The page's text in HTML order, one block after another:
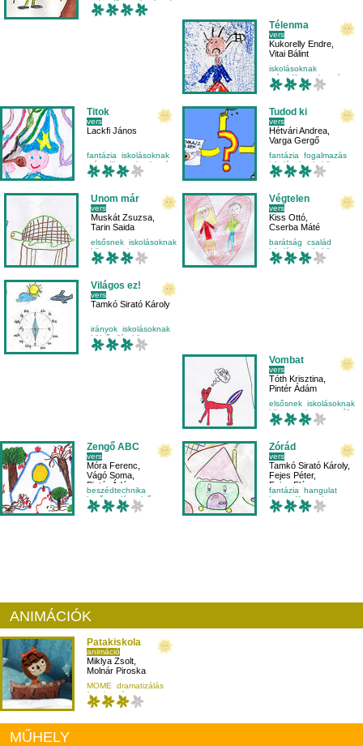
másodikosnak
olvasás
olvasástechnika
Télenma
vers
Kukorelly Endre
Vitai Bálint
iskolásoknak
másodikosnak
nyár
olvasás
Titok
vers
Lackfi János
fantázia
iskolásoknak
másodikosnak
olvasás
Tudod ki
vers
Hétvári Andrea
Varga Gergő
fantázia
fogalmazás
iskolásoknak környezet
Unom már
vers
Muskát Zsuzsa
Tarin Saida
elsősnek iskolásoknak
környezetismeret
külső világ-környezet
Végtelen
vers
Kiss Ottó
Cserba Máté
barátság
család
iskolásoknak kör
Világos ez!
vers
Tamkó Sirató Károly
irányok iskolásoknak
külső világ-környezet
tréfa
Vombat
vers
Tóth Krisztina
Pintér Ádám
elsősnek iskolásoknak
környezetismeret
tréfa
Zengő ABC
vers
Móra Ferenc
Vágó Soma
Pintér Ádám
beszédtechnika
betűtanulás
elsős
hang
Zórád
vers
Tamkó Sirató Károly,
Fejes Péter,
Fejes Flóra
fantázia
hangulat
harmadikosnak
iskolásoknak
ANIMÁCIÓK
Patakiskola
animáció
Miklya Zsolt
Molnár Piroska
MOME
dramatizálás
fogalmazás
iskolásoknak
MŰHELY